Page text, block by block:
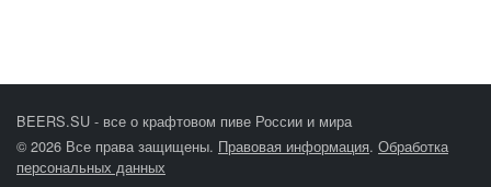
BEERS.SU - все о крафтовом пиве России и мира
© 2026 Все права защищены. Правовая информация. Обработка
персональных данных